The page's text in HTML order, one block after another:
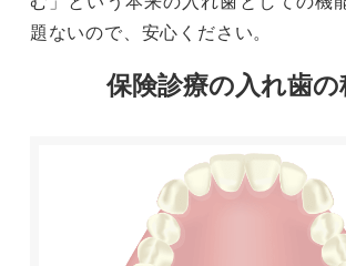
題ないので、安心ください。
保険診療の入れ歯